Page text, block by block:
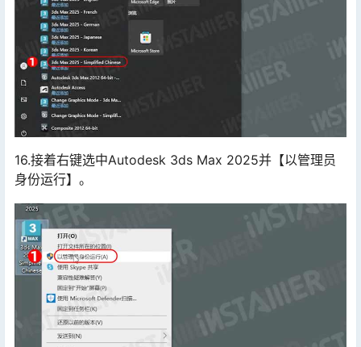
16.接着右键选中Autodesk 3ds Max 2025并【以管理员
身份运行】。